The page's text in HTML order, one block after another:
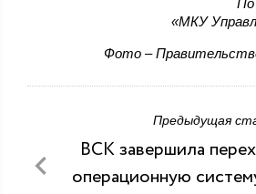
«МКУ
Фото –
Предыдущая
ВСК завершила
операционную